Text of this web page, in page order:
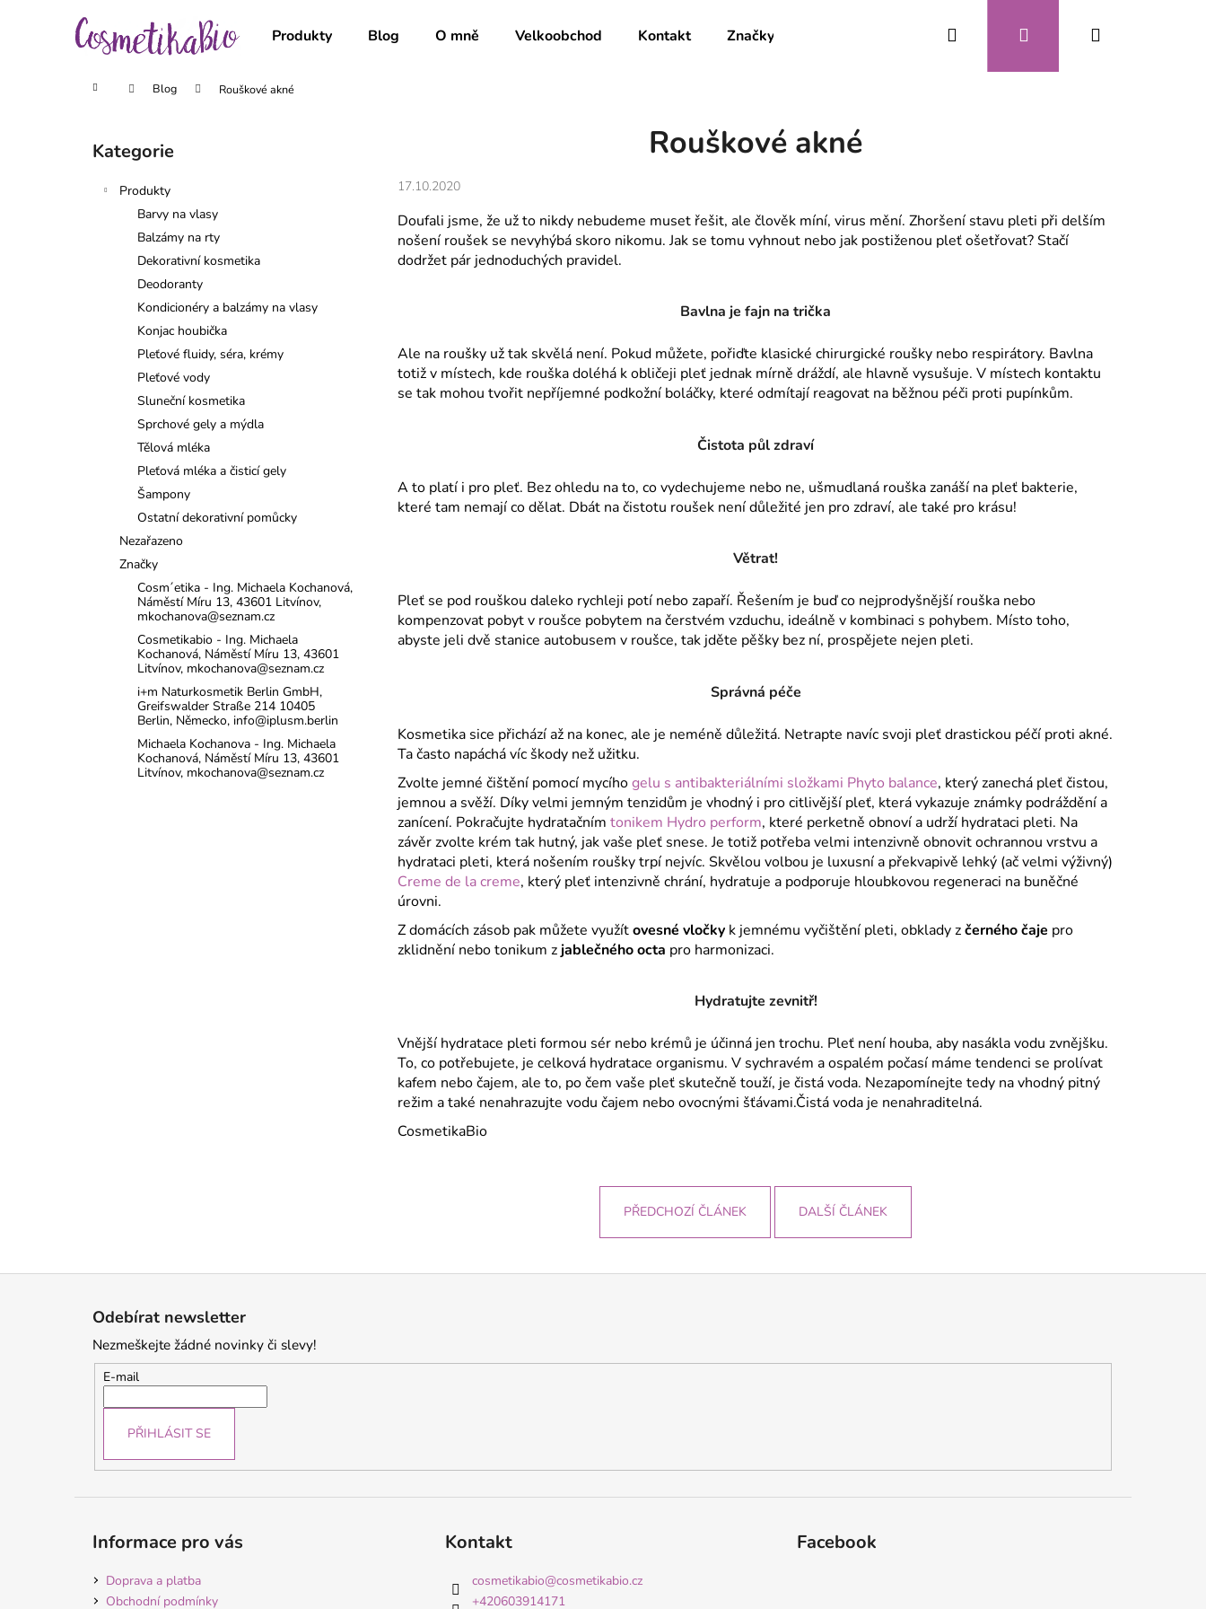
Produkty Blog O mně Velkoobchod Kontakt Značky Hledat PřihlášeníNákupní
Domů Blog Rouškové akné
Přeskočit
kategorie
Kategorie
Produkty
Barvy na vlasy
Balzámy na rty
Dekorativní kosmetika
Deodoranty
Kondicionéry a balzámy na vlasy
Konjac houbička
Pleťové fluidy, séra, krémy
Pleťové vody
Sluneční kosmetika
Sprchové gely a mýdla
Tělová mléka
Pleťová mléka a čisticí gely
Šampony
Ostatní dekorativní pomůcky
Nezařazeno
Značky
Cosm´etika - Ing. Michaela Kochanová,
Náměstí Míru 13, 43601 Litvínov,
mkochanova@seznam.cz
Cosmetikabio - Ing. Michaela
Kochanová, Náměstí Míru 13, 43601
Litvínov, mkochanova@seznam.cz
i+m Naturkosmetik Berlin GmbH,
Greifswalder Straße 214 10405
Berlin, Německo, info@iplusm.berlin
Michaela Kochanova - Ing. Michaela
Kochanová, Náměstí Míru 13, 43601
Litvínov, mkochanova@seznam.cz
Rouškové akné
17.10.2020
Doufali jsme, že už to nikdy nebudeme muset řešit, ale člověk míní, virus mění. Zhoršení stavu pleti při delším
nošení roušek se nevyhýbá skoro nikomu. Jak se tomu vyhnout nebo jak postiženou pleť ošetřovat? Stačí
dodržet pár jednoduchých pravidel.
Bavlna je fajn na trička
Ale na roušky už tak skvělá není. Pokud můžete, pořiďte klasické chirurgické roušky nebo respirátory. Bavlna
totiž v místech, kde rouška doléhá k obličeji pleť jednak mírně dráždí, ale hlavně vysušuje. V místech kontaktu
se tak mohou tvořit nepříjemné podkožní boláčky, které odmítají reagovat na běžnou péči proti pupínkům.
Čistota půl zdraví
A to platí i pro pleť. Bez ohledu na to, co vydechujeme nebo ne, ušmudlaná rouška zanáší na pleť bakterie,
které tam nemají co dělat. Dbát na čistotu roušek není důležité jen pro zdraví, ale také pro krásu!
Větrat!
Pleť se pod rouškou daleko rychleji potí nebo zapaří. Řešením je buď co nejprodyšnější rouška nebo
kompenzovat pobyt v roušce pobytem na čerstvém vzduchu, ideálně v kombinaci s pohybem. Místo toho,
abyste jeli dvě stanice autobusem v roušce, tak jděte pěšky bez ní, prospějete nejen pleti.
Správná péče
Kosmetika sice přichází až na konec, ale je neméně důležitá. Netrapte navíc svoji pleť drastickou péčí proti akné.
Ta často napáchá víc škody než užitku.
Zvolte jemné čištění pomocí mycíhogelu s antibakteriálními složkami Phyto balance, který zanechá pleť čistou,
jemnou a svěží. Díky velmi jemným tenzidům je vhodný i pro citlivější pleť, která vykazuje známky podráždění a
zanícení. Pokračujte hydratačním tonikem Hydro perform, které perketně obnoví a udrží hydrataci pleti. Na
závěr zvolte krém tak hutný, jak vaše pleť snese. Je totiž potřeba velmi intenzivně obnovit ochrannou vrstvu a
hydrataci pleti, která nošením roušky trpí nejvíc. Skvělou volbou je luxusní a překvapivě lehký (ač velmi výživný)
Creme de la creme, který pleť intenzivně chrání, hydratuje a podporuje hloubkovou regeneraci na buněčné
úrovni.
Z domácích zásob pak můžete využítovesné vločky k jemnému vyčištění pleti, obklady zčerného čaje pro
zklidnění nebo tonikum z jablečného octa pro harmonizaci.
Hydratujte zevnitř!
Vnější hydratace pleti formou sér nebo krémů je účinná jen trochu. Pleť není houba, aby nasákla vodu zvnějšku.
To, co potřebujete, je celková hydratace organismu. V sychravém a ospalém počasí máme tendenci se prolívat
kafem nebo čajem, ale to, po čem vaše pleť skutečně touží, je čistá voda. Nezapomínejte tedy na vhodný pitný
režim a také nenahrazujte vodu čajem nebo ovocnými šťávami.Čistá voda je nenahraditelná.
CosmetikaBio
PŘEDCHOZÍ ČLÁNEK DALŠÍ ČLÁNEK
Zpět
Zpět
Doporučujeme
Odebírat newsletter
Nezmeškejte žádné novinky či slevy!
E-mail
PŘIHLÁSIT SE
Informace pro vás
Doprava a platba
Obchodní podmínky
Kontakt
cosmetikabio@cosmetikabio.cz
+420603914171
Facebook